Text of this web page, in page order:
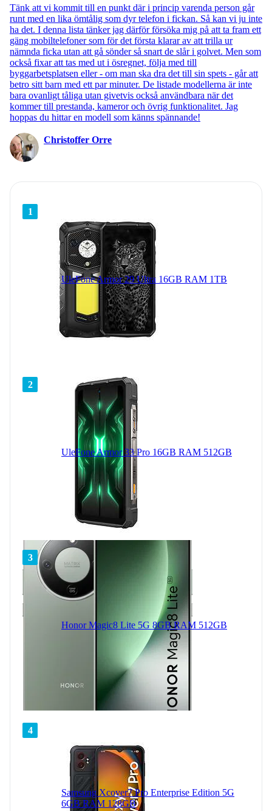
också mer otymplig att hålla och går runt med i byxfickan.
Vattentåligheten är extra viktig för många. Helst bör du välja
en mobiltelefon som ärIP67-klassadeller bättre. Det minskar
risken för vattenskador om du använder mobiltelefonen i
regn, tappar den i vatten eller spiller väta på den. Tänk på att
vattentåligheten försämras med tiden.
Tänk att vi kommit till en punkt där i princip varenda person går
runt med en lika ömtålig som dyr telefon i fickan. Så kan vi ju inte
ha det. I denna lista tänker jag därför försöka mig på att ta fram ett
gäng mobiltelefoner som för det första klarar av att trilla ur
nämnda ficka utan att gå sönder så snart de slår i golvet. Men som
också fixar att tas med ut i ösregnet, följa med till
byggarbetsplatsen eller - om man ska dra det till sin spets - går att
betro sitt barn med ett par minuter. De listade modellerna är inte
bara ovanligt tåliga utan givetvis också användbara när det
kommer till prestanda, kameror och övrig funktionalitet. Jag
hoppas du hittar en modell som känns spännande!
Christoffer Orre
1
UleFone Armor 29 Ultra 16GB RAM 1TB
2
UleFone Armor 33 Pro 16GB RAM 512GB
3
Honor Magic8 Lite 5G 8GB RAM 512GB
4
Samsung Xcover7 Pro Enterprise Edition 5G
6GB RAM 128GB